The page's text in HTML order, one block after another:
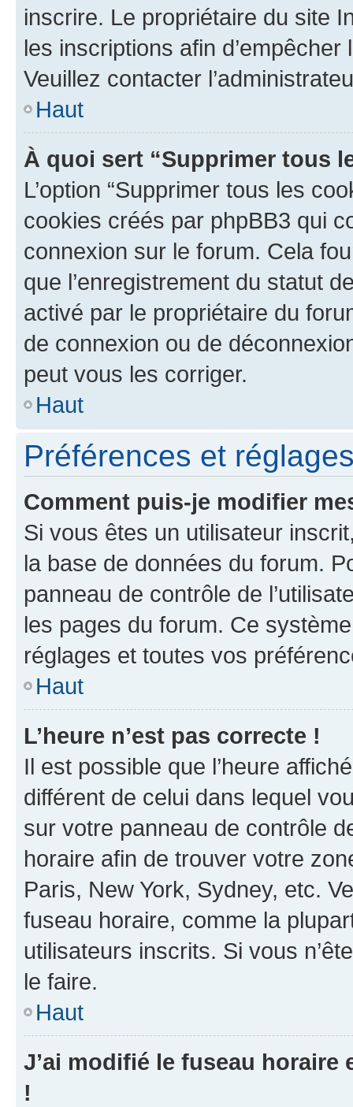
inscrire. Le propriétaire du site
les inscriptions afin
Veuillez contacter
Haut
À quoi sert “Supprimer tous
L’option “Supprimer tous les
cookies créés par phpBB3 qui
connexion sur le forum. Cela
que l’enregistrement du statut
activé par le propriétaire du
de connexion ou de
peut vous les corriger.
Haut
Préférences et
Comment puis-je modifier
Si vous êtes un utilisateur
la base de données du forum.
panneau de contrôle de
les pages du forum. Ce
réglages et toutes vos
Haut
L’heure n’est pas correcte !
Il est possible que l’heure
différent de celui dans lequel
sur votre panneau de contrôle
horaire afin de trouver votre
Paris, New York, Sydney, etc.
fuseau horaire, comme la
utilisateurs inscrits. Si vous
le faire.
Haut
J’ai modifié le fuseau horaire
!